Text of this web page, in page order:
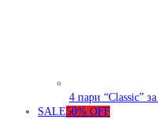
4 пари “Classic”
SALE50% OFF